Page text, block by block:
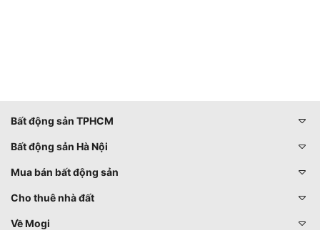
Bất động sản TPHCM
Bất động sản Hà Nội
Mua bán bất động sản
Cho thuê nhà đất
Về Mogi